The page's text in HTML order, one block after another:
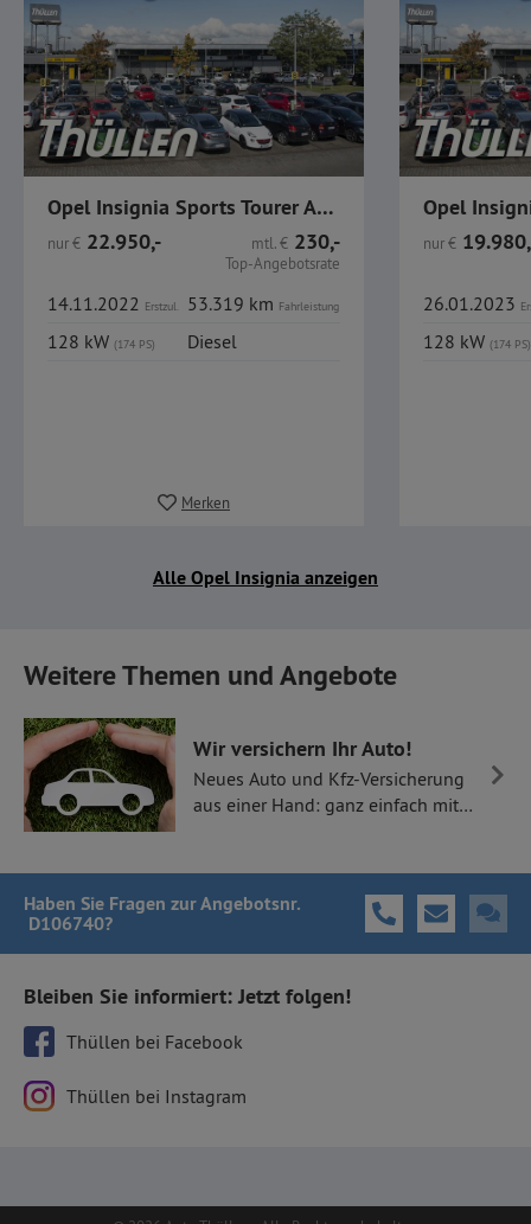
Opel Insignia Sports Tourer Autom.l 4x4 Ultimate AHK
nur€ 22.950,- mtl.€ 230,-
Top-Angebotsrate
14.11.2022 Erstzul. 53.319 km Fahrleistung
128 kW (174 PS) Diesel
Merken
nur€
26.01.2023
128 kW (174 PS)
Alle Opel Insignia anzeigen
Weitere Themen und Angebote
Wir versichern Ihr Auto!
Neues Auto und Kfz-Versicherung
aus einer Hand: ganz einfach mit
Haben Sie Fragen zur Angebotsnr.
D106740?
Bleiben Sie informiert: Jetzt folgen!
Thüllen bei Facebook
Thüllen bei Instagram